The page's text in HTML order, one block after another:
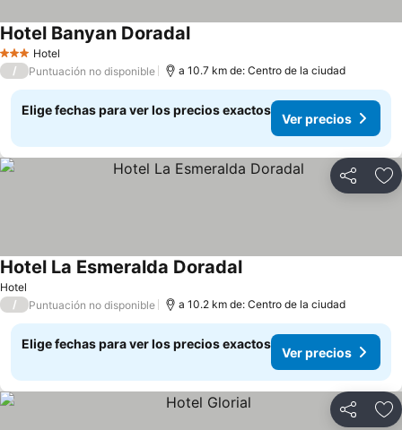
3 Estrellas
Hotel
Hotel Banyan Doradal
/ Puntuación no disponible a 10.7 km de: Centro de la ciudad
Elige fechas para ver los precios exactos
Ver precios
Compartir
Hotel
Hotel La Esmeralda Doradal
/ Puntuación no disponible a 10.2 km de: Centro de la ciudad
Elige fechas para ver los precios exactos
Ver precios
Compartir